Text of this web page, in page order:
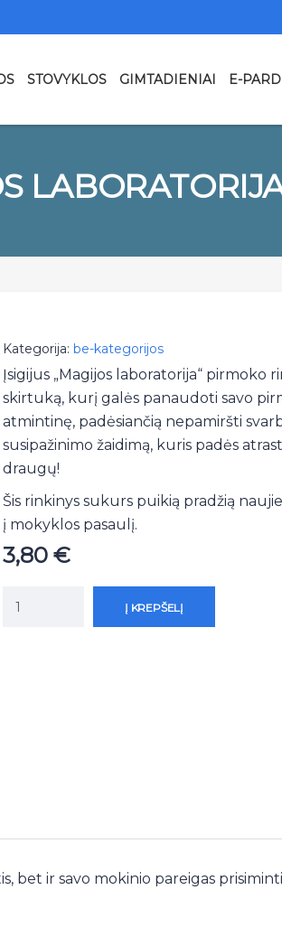
STOVYKLOS GIMTADIENIAI E-
Kategorija: be-kategorijos
Įsigijus „Magijos laboratorija“ pirmoko
skirtuką, kurį galės panaudoti savo
atmintinę, padėsiančią nepamiršti
susipažinimo žaidimą, kuris padės
draugų!
Šis rinkinys sukurs puikią pradžią
į mokyklos pasaulį.
3,80 €
Į KREPŠELĮ
bet ir savo mokinio pareigas